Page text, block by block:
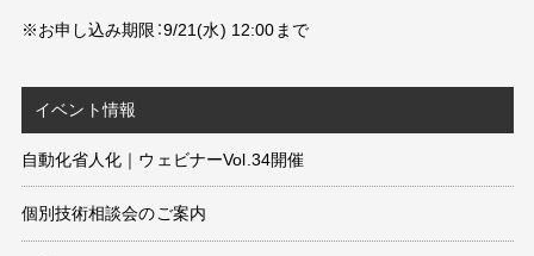
※お申し込み期限：9/21(水) 12:00まで
イベント情報
自動化省人化｜ウェビナーVol.34開催
個別技術相談会のご案内